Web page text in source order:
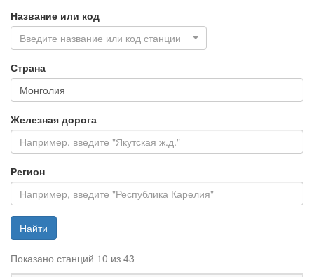
Название или код
Введите название или код станции
Страна
Железная дорога
Регион
Найти
Показано станций 10 из 43